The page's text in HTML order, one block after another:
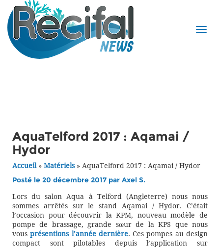
AquaTelford 2017 : Aqamai /
Hydor
Accueil» Matériels» AquaTelford 2017 : Aqamai / Hydor
Posté le 20 décembre 2017 par Axel S.
Lors du salon Aqua à Telford (Angleterre) nous nous
sommes arrêtés sur le stand Aqamai / Hydor. C’était
l’occasion pour découvrir la KPM, nouveau modèle de
pompe de brassage, grande sœur de la KPS que nous
vousprésentions l’année dernière. Ces pompes au design
compact sont pilotables depuis l’application sur